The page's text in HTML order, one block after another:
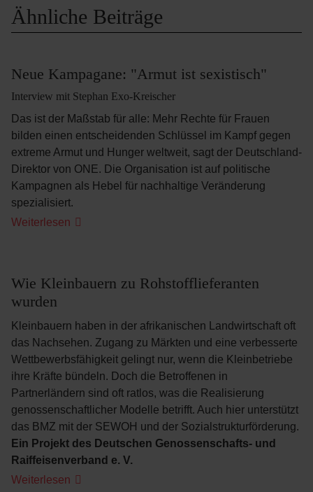
Ähnliche Beiträge
Neue Kampagane: "Armut ist sexistisch"
Interview mit Stephan Exo-Kreischer
Das ist der Maßstab für alle: Mehr Rechte für Frauen
bilden einen entscheidenden Schlüssel im Kampf gegen
extreme Armut und Hunger weltweit, sagt der Deutschland-
Direktor von ONE. Die Organisation ist auf politische
Kampagnen als Hebel für nachhaltige Veränderung
spezialisiert.
Weiterlesen Neue
Wie Kleinbauern zu Rohstofflieferanten
wurden
Kleinbauern haben in der afrikanischen Landwirtschaft oft
das Nachsehen. Zugang zu Märkten und eine verbesserte
Wettbewerbsfähigkeit gelingt nur, wenn die Kleinbetriebe
ihre Kräfte bündeln. Doch die Betroffenen in
Partnerländern sind oft ratlos, was die Realisierung
genossenschaftlicher Modelle betrifft. Auch hier unterstützt
das BMZ mit der SEWOH und der Sozialstrukturförderung.
Ein Projekt des Deutschen Genossenschafts- und
Raiffeisenverband e. V.
Weiterlesen Wie